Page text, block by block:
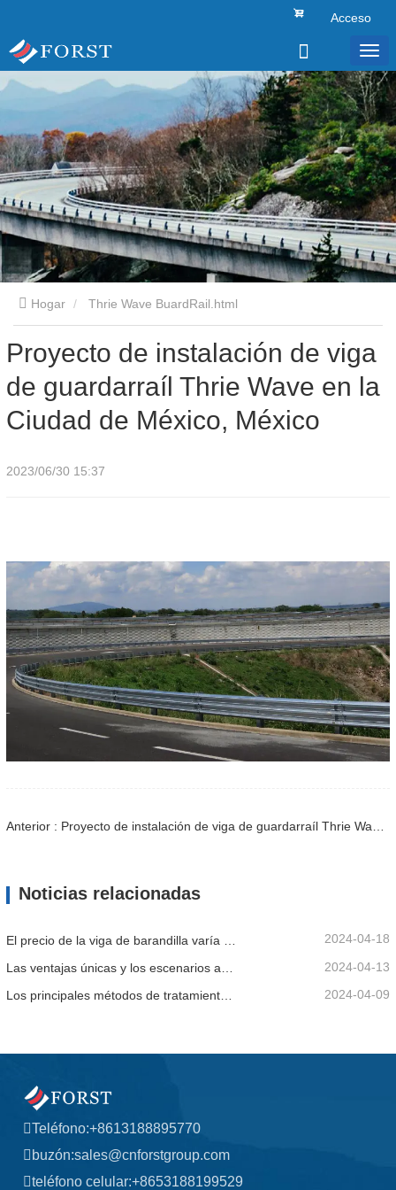
Acceso
Hogar Thrie Wave BuardRail.html
Proyecto de instalación de viga
de guardarraíl Thrie Wave en la
Ciudad de México, México
2023/06/30 15:37
Anterior : Proyecto de instalación de viga de guardarraíl Thrie Wave en Santiago, Chile
Noticias relacionadas
2024-04-18
2024-04-13
Los principales métodos de tratamiento de superficies para vigas de barandilla. 2024-04-09
Teléfono:+8613188895770
buzón:sales@cnforstgroup.com
teléfono celular:+8653188199529